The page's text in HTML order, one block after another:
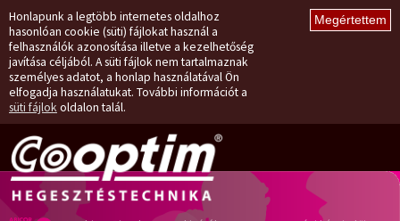
Honlapunk a legtöbb internetes oldalhoz
hasonlóan cookie (süti) fájlokat használ a
felhasználók azonosítása illetve a kezelhetőség
javítása céljából. A süti fájlok nem tartalmaznak
személyes adatot, a honlap használatával Ön
elfogadja használatukat. További információt a
süti fájlok oldalon talál.